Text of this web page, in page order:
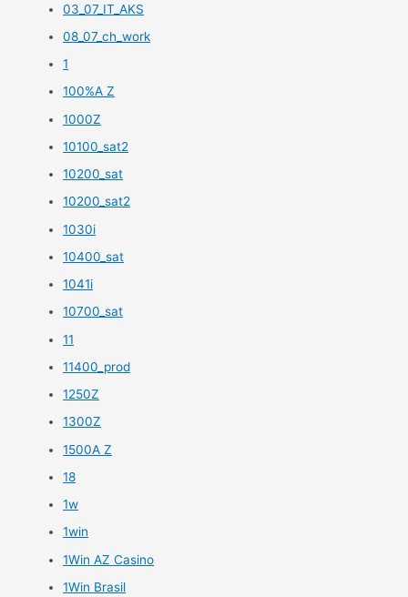
03_07_IT_AKS
08_07_ch_work
1
100%A Z
1000Z
10100_sat2
10200_sat
10200_sat2
1030i
10400_sat
1041i
10700_sat
11
11400_prod
1250Z
1300Z
1500A Z
18
1w
1win
1Win AZ Casino
1Win Brasil